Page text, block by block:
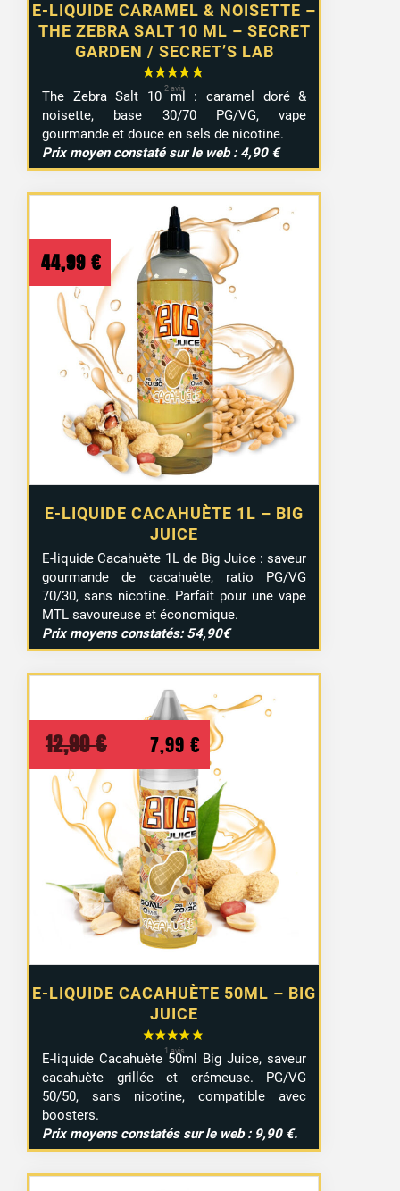
E-LIQUIDE CARAMEL & NOISETTE –
THE ZEBRA SALT 10 ML – SECRET
GARDEN / SECRET’S LAB
The Zebra Salt 10 ml : caramel doré &
noisette, base 30/70 PG/VG, vape
gourmande et douce en sels de nicotine.
Prix moyen constaté sur le web : 4,90 €
E-LIQUIDE CACAHUÈTE 1L – BIG
JUICE
44,99 €
E-liquide Cacahuète 1L de Big Juice : saveur
gourmande de cacahuète, ratio PG/VG
70/30, sans nicotine. Parfait pour une vape
MTL savoureuse et économique.
Prix moyens constatés: 54,90€
E-LIQUIDE CACAHUÈTE 50ML – BIG
JUICE
12,90€
Le
prix
initial
était :
12,90 €.
7,99 € Le
prix
actuel
est :
7,99 €.
E-liquide Cacahuète 50ml Big Juice, saveur
cacahuète grillée et crémeuse. PG/VG
50/50, sans nicotine, compatible avec
boosters.
Prix moyens constatés sur le web : 9,90 €.